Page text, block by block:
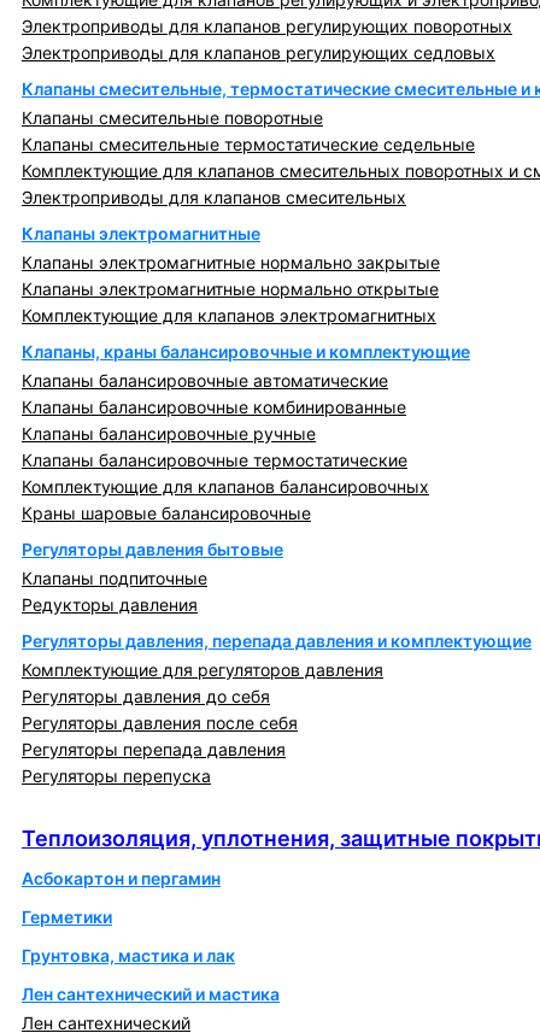
Электроприводы для клапанов регулирующих поворотных
Электроприводы для клапанов регулирующих седловых
Клапаны смесительные, термостатические смесительные
Клапаны смесительные поворотные
Клапаны смесительные термостатические седельные
Комплектующие для клапанов смесительных поворотных и
Электроприводы для клапанов смесительных
Клапаны электромагнитные
Клапаны электромагнитные нормально закрытые
Клапаны электромагнитные нормально открытые
Комплектующие для клапанов электромагнитных
Клапаны, краны балансировочные и комплектующие
Клапаны балансировочные автоматические
Клапаны балансировочные комбинированные
Клапаны балансировочные ручные
Клапаны балансировочные термостатические
Комплектующие для клапанов балансировочных
Краны шаровые балансировочные
Регуляторы давления бытовые
Клапаны подпиточные
Редукторы давления
Регуляторы давления, перепада давления и комплектующие
Комплектующие для регуляторов давления
Регуляторы давления до себя
Регуляторы давления после себя
Регуляторы перепада давления
Регуляторы перепуска
Теплоизоляция, уплотнения, защитные
Асбокартон и пергамин
Герметики
Грунтовка, мастика и лак
Лен сантехнический и мастика
Лен сантехнический